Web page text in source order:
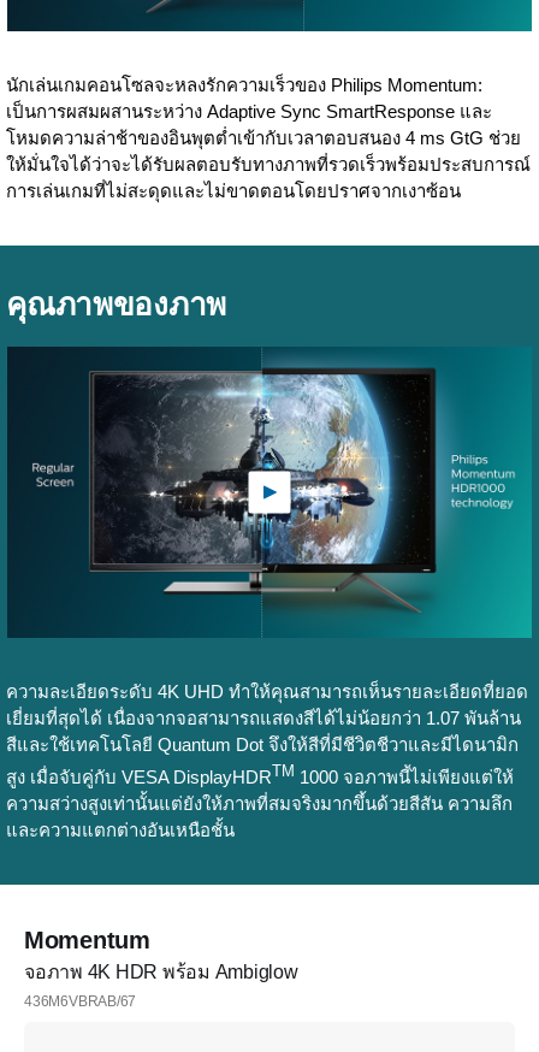
นักเล่นเกมคอนโซลจะหลงรักความเร็วของ Philips Momentum:
เป็นการผสมผสานระหว่าง Adaptive Sync SmartResponse และ
โหมดความล่าช้าของอินพุตต่ำเข้ากับเวลาตอบสนอง 4 ms GtG ช่วย
ให้มั่นใจได้ว่าจะได้รับผลตอบรับทางภาพที่รวดเร็วพร้อมประสบการณ์
การเล่นเกมที่ไม่สะดุดและไม่ขาดตอนโดยปราศจากเงาซ้อน
คุณภาพของภาพ
ความละเอียดระดับ 4K UHD ทำให้คุณสามารถเห็นรายละเอียดที่ยอด
เยี่ยมที่สุดได้ เนื่องจากจอสามารถแสดงสีได้ไม่น้อยกว่า 1.07 พันล้าน
สีและใช้เทคโนโลยี Quantum Dot จึงให้สีที่มีชีวิตชีวาและมีไดนามิก
สูง เมื่อจับคู่กับ VESA DisplayHDR TM 1000 จอภาพนี้ไม่เพียงแต่ให้
ความสว่างสูงเท่านั้นแต่ยังให้ภาพที่สมจริงมากขึ้นด้วยสีสัน ความลึก
และความแตกต่างอันเหนือชั้น
Momentum
จอภาพ 4K HDR พร้อม Ambiglow
436M6VBRAB/67